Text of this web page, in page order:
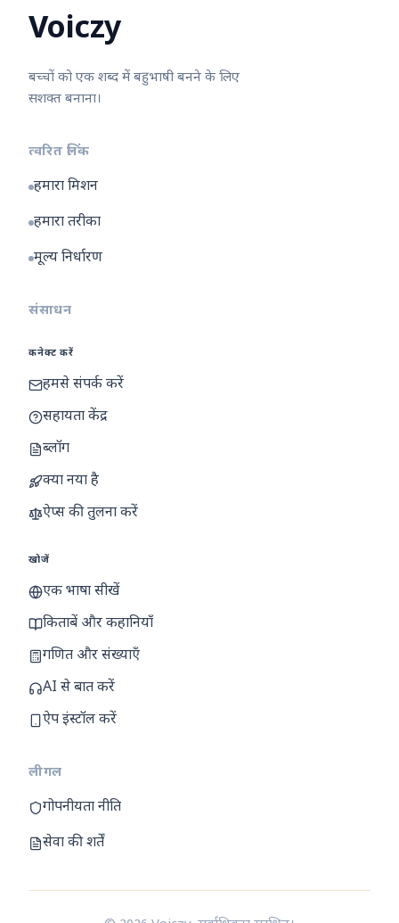
Voiczy
बच्चों को एक शब्द में बहुभाषी बनने के लिए
सशक्त बनाना।
त्वरित लिंक
हमारा मिशन
हमारा तरीका
मूल्य निर्धारण
संसाधन
कनेक्ट करें
हमसे संपर्क करें
सहायता केंद्र
ब्लॉग
क्या नया है
ऐप्स की तुलना करें
खोजें
एक भाषा सीखें
किताबें और कहानियाँ
गणित और संख्याएँ
AI से बात करें
ऐप इंस्टॉल करें
लीगल
गोपनीयता नीति
सेवा की शर्तें